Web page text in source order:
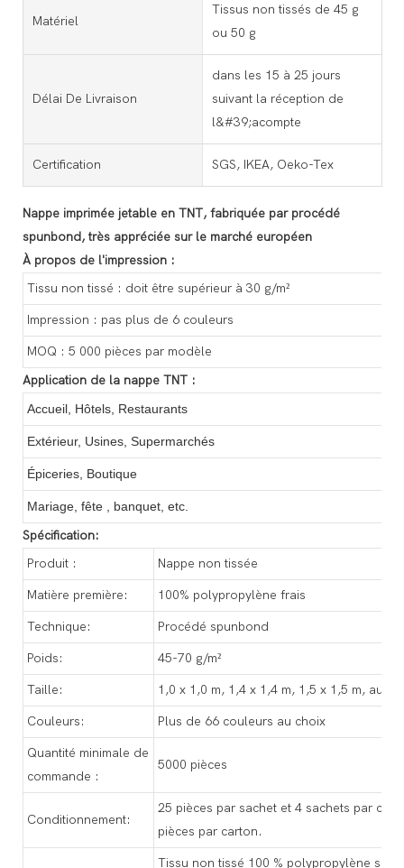
Matériel
Tissus non tissés de 45 g
ou 50 g
Délai De Livraison
dans les 15 à 25 jours
suivant la réception de
l&#39;acompte
Certification SGS, IKEA, Oeko-Tex
Nappe imprimée jetable en TNT, fabriquée par procédé
spunbond, très appréciée sur le marché européen
À propos de l'impression :
Tissu non tissé : doit être supérieur à 30 g/m²
Impression : pas plus de 6 couleurs
MOQ : 5 000 pièces par modèle
Application de la nappe TNT :
Accueil, Hôtels, Restaurants
Extérieur, Usines, Supermarchés
Épiceries, Boutique
Mariage, fête banquet, etc.
Spécification:
Produit :
Nappe non tissée
Matière première: 100% polypropylène frais
Technique: Procédé spunbond
Poids: 45-70 g/m²
Taille: 1,0 x 1,0 m, 1,4 x 1,4 m, 1,5 x 1,5 m, autre
Couleurs: Plus de 66 couleurs au choix
Quantité minimale de
commande :
5000 pièces
Conditionnement:
25 pièces par sachet et 4 sachets par
pièces par carton.
Tissu non tissé 100 % polypropylène